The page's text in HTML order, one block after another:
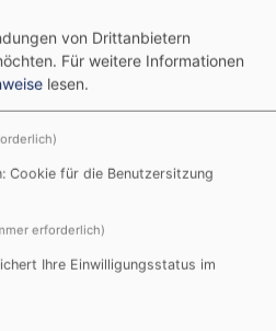
Sonntag um 9.00
Uhr und am 2. und
Monat um 10.00
Gottesdienste.
Andachten und
Gottesdienste im
Fernsehen in Bayern:
von Drittanbietern
Für weitere Informationen
lesen.
Cookie für die Benutzersitzung
erforderlich)
Ihre Einwilligungsstatus im